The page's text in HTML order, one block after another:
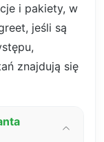
i pakiety, w
jeśli są
znajdują się